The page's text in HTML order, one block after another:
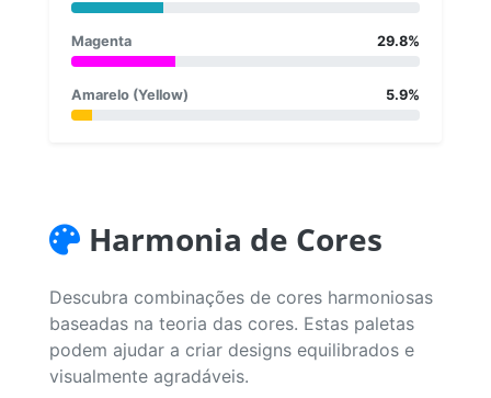
Magenta 29.8%
Amarelo (Yellow) 5.9%
Harmonia de Cores
Descubra combinações de cores harmoniosas
baseadas na teoria das cores. Estas paletas
podem ajudar a criar designs equilibrados e
visualmente agradáveis.